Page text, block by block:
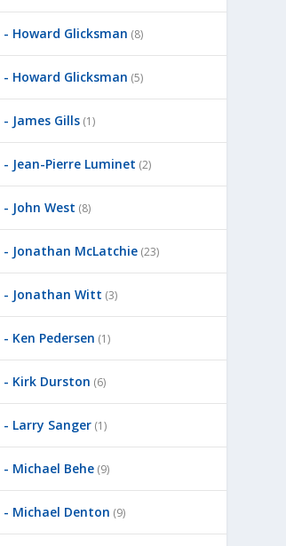
Howard Glicksman (8)
Howard Glicksman (5)
James Gills (1)
Jean-Pierre Luminet (2)
John West (8)
Jonathan McLatchie (23)
Jonathan Witt (3)
Ken Pedersen (1)
Kirk Durston (6)
Larry Sanger (1)
Michael Behe (9)
Michael Denton (9)